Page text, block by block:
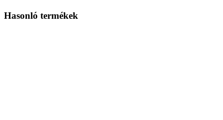
Hasonló termékek